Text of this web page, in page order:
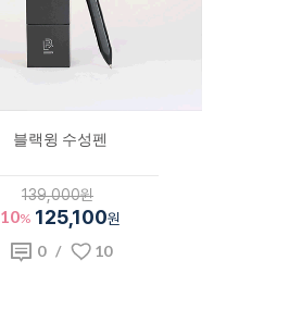
블랙윙 수성펜
139,000원
10% 125,100원
0/ 10